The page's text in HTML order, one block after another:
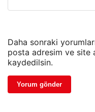
Daha sonraki
posta adresim ve site
kaydedilsin.